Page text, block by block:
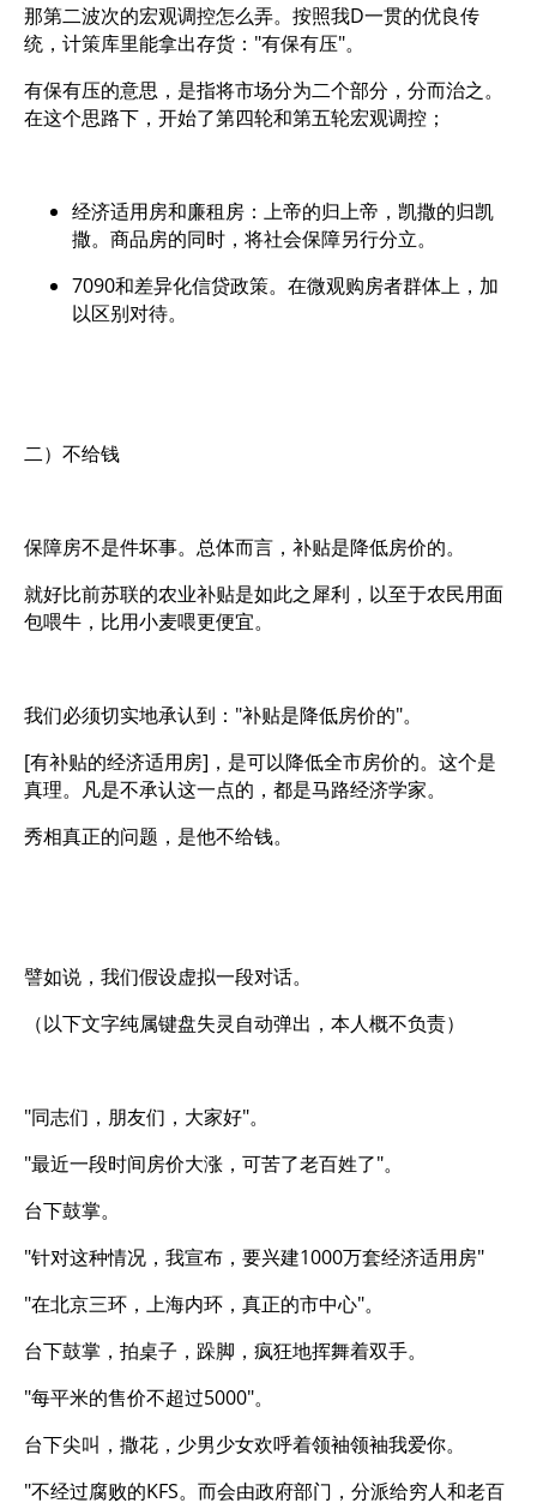
那第二波次的宏观调控怎么弄。按照我D一贯的优良传
统，计策库里能拿出存货："有保有压"。
有保有压的意思，是指将市场分为二个部分，分而治之。
在这个思路下，开始了第四轮和第五轮宏观调控；
经济适用房和廉租房：上帝的归上帝，凯撒的归凯
撒。商品房的同时，将社会保障另行分立。
7090和差异化信贷政策。在微观购房者群体上，加
以区别对待。
二）不给钱
保障房不是件坏事。总体而言，补贴是降低房价的。
就好比前苏联的农业补贴是如此之犀利，以至于农民用面
包喂牛，比用小麦喂更便宜。
我们必须切实地承认到："补贴是降低房价的"。
[有补贴的经济适用房]，是可以降低全市房价的。这个是
真理。凡是不承认这一点的，都是马路经济学家。
秀相真正的问题，是他不给钱。
譬如说，我们假设虚拟一段对话。
（以下文字纯属键盘失灵自动弹出，本人概不负责）
"同志们，朋友们，大家好"。
"最近一段时间房价大涨，可苦了老百姓了"。
台下鼓掌。
"针对这种情况，我宣布，要兴建1000万套经济适用房"
"在北京三环，上海内环，真正的市中心"。
台下鼓掌，拍桌子，跺脚，疯狂地挥舞着双手。
"每平米的售价不超过5000"。
台下尖叫，撒花，少男少女欢呼着领袖领袖我爱你。
"不经过腐败的KFS。而会由政府部门，分派给穷人和老百